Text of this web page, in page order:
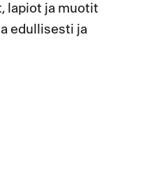
lapiot ja muotit
edullisesti ja